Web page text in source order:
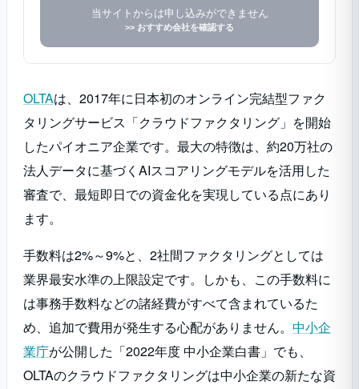
当サイトからは申し込みができません
>> おすすめ会社を確認する
OLTAは、2017年に日本初のオンライン完結型ファク
タリングサービス「クラウドファクタリング」を開始
したパイオニア企業です。最大の特徴は、約20万社の
法人データに基づくAIスコアリングモデルを活用した
審査で、最短即日での資金化を実現している点にあり
ます。
手数料は2%～9%と、2社間ファクタリングとしては
業界最安水準の上限設定です。しかも、この手数料に
は事務手数料などの諸経費がすべて含まれているた
め、追加で費用が発生する心配がありません。 中小企
業庁が公開した「2022年度 中小企業白書」でも、
OLTAのクラウドファクタリングは中小企業の新たな資